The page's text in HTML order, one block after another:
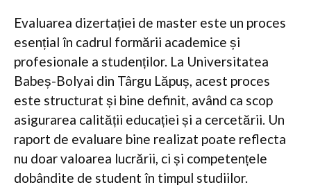
Evaluarea dizertației de master este un proces
esențial în cadrul formării academice și
profesionale a studenților. La Universitatea
Babeș-Bolyai din Târgu Lăpuș, acest proces
este structurat și bine definit, având ca scop
asigurarea calității educației și a cercetării. Un
raport de evaluare bine realizat poate reflecta
nu doar valoarea lucrării, ci și competențele
dobândite de student în timpul studiilor.